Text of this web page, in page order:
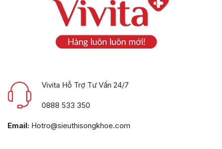
Vivita Hỗ Trợ Tư Vấn 24/7
0888 533 350
Email: Hotro@sieuthisongkhoe.com